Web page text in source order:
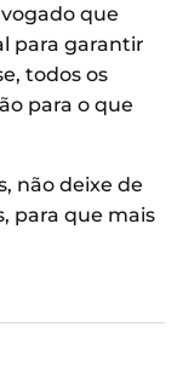
que
para garantir
todos os
para o que
não deixe de
para que mais